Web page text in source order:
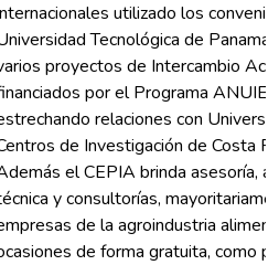
utilizado los
Tecnológica de Panamá
proyectos de Intercambio
por el Programa
relaciones con
de Investigación de Costa
el CEPIA brinda asesoría,
y consultorías,
de la agroindustria
de forma gratuita, como